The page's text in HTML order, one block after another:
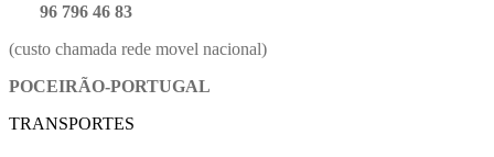
96 796 46 83
(custo chamada rede movel nacional)
POCEIRÃO-PORTUGAL
TRANSPORTES